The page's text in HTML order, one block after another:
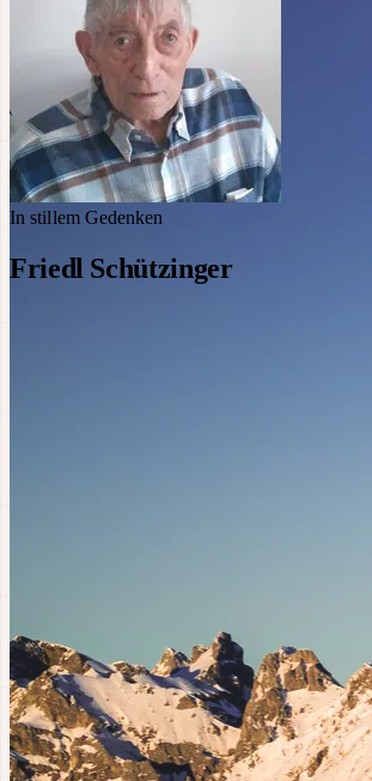
In stillem Gedenken
Friedl Schützinger